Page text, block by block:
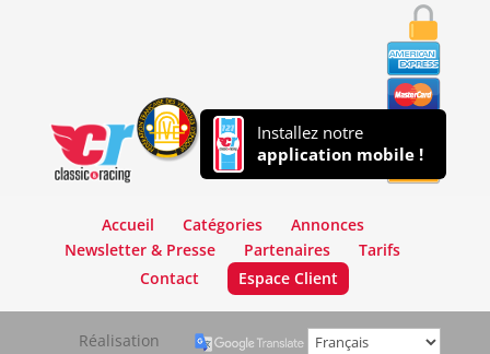
Installez notre
application mobile !
Accueil Catégories
Annonces
Newsletter & Presse
Partenaires
Tarifs
Contact
Espace Client
Réalisation